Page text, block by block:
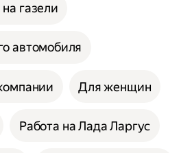
газели
автомобиля
Для женщин
Работа на Лада Ларгус